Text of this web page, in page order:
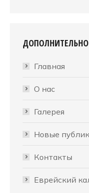
ДОПОЛНИТЕЛЬНО
Главная
О нас
Галерея
Новые
Контакты
Еврейский